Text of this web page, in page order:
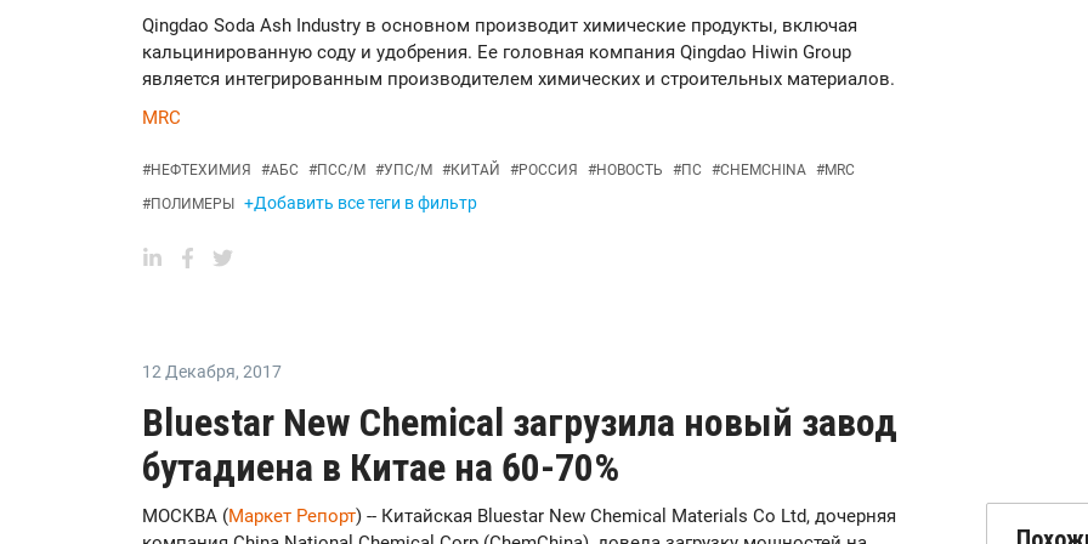
Qingdao Soda Ash Industry в основном производит химические продукты, включая
кальцинированную соду и удобрения. Ее головная компания Qingdao Hiwin Group
является интегрированным производителем химических и строительных материалов.
MRC
#НЕФТЕХИМИЯ #АБС #ПСС/М #УПС/М #КИТАЙ #РОССИЯ #НОВОСТЬ #ПС #CHEMCHINA #MRC
#ПОЛИМЕРЫ +Добавить все теги в фильтр
12 Декабря, 2017
Bluestar New Chemical загрузила новый завод
бутадиена в Китае на 60-70%
МОСКВА (Маркет Репорт) -- Китайская Bluestar New Chemical Materials Co Ltd, дочерняя